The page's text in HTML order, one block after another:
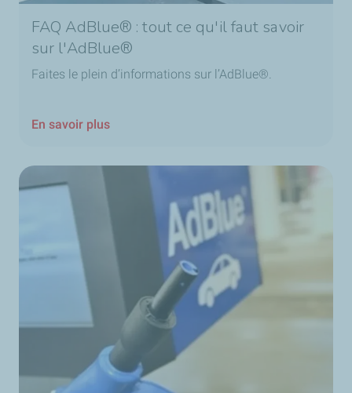
FAQ AdBlue® : tout ce qu'il faut savoir
sur l'AdBlue®
Faites le plein d’informations sur l’AdBlue®.
En savoir plus